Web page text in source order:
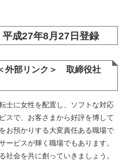
成27年8月27日登録
外部リンク＞
取締役社
士に女性を配置し、ソフトな対応
スで、お客さまから好評を博して
お預かりする大変責任ある職場で
ービスが輝く職場でもあります。
社会を共に創っていきましょう。